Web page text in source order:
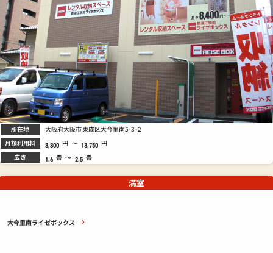
所在地 大阪府大阪市東成区大今里南5-3-2
月額利用料 8,800 円 ～ 13,750 円
広さ 1.6 畳 ～ 2.5 畳
大今里南ライゼボックス
満室